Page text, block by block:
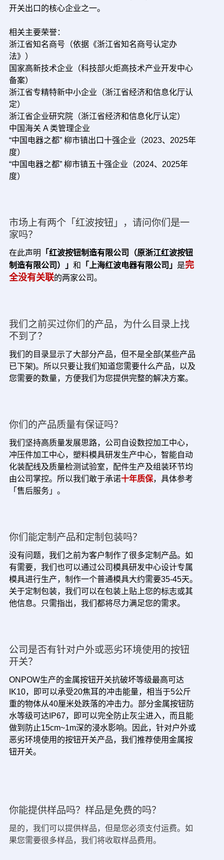
开关出口的核心企业之一。
相关主要荣誉：
浙江省知名商号（依据《浙江省知名商号认定办
法》）
国家高新技术企业（科技部火炬高技术产业开发中心
备案）
浙江省专精特新中小企业（浙江省经济和信息化厅认
定）
浙江省企业研究院（浙江省经济和信息化厅认定）
中国海关 A 类管理企业
“中国电器之都” 柳市镇出口十强企业（2023、2025年
度）
“中国电器之都” 柳市镇五十强企业（2024、2025年
度）
市场上有两个「红波按钮」，请问你们是一
家吗？
在此声明
「红波按钮制造有限公司（原浙江红波按钮
制造有限公司）」 和 「上海红波电器有限公司」 是完
全没有关联的两家公司。
我们之前买过你们的产品，为什么目录上找
不到了？
我们的目录显示了大部分产品，但不是全部(某些产品
已下架)。所以只要让我们知道您需要什么产品，以及
您需要的数量，方便我们为您提供完整的解决方案。
你们的产品质量有保证吗？
我们坚持高质量发展思路，公司自设数控加工中心，
冲压件加工中心，塑料模具研发生产中心，智能自动
化装配线及质量检测试验室，配件生产及组装环节均
由公司掌控。所以我们敢于承诺十年质保，具体参考
「售后服务」。
你们能定制产品和定制包装吗？
没有问题，我们之前为客户制作了很多定制产品。如
有需要，我们也可以通过公司模具研发中心设计专属
模具进行生产，制作一个普通模具大约需要35-45天。
关于定制包装，我们可以在包装上贴上您的标志或其
他信息。只需指出，我们都将尽力满足您的需求。
公司是否有针对户外或恶劣环境使用的按钮
开关？
ONPOW生产的金属按钮开关抗破坏等级最高可达
IK10，即可以承受20焦耳的冲击能量，相当于5公斤
重的物体从40厘米处跌落的冲击力。部分金属按钮防
水等级可达IP67，即可以完全防止灰尘进入，而且能
做到防止15cm~1m深的浸水影响。因此，针对户外或
恶劣环境使用的按钮开关产品，我们推荐使用金属按
钮开关。
你能提供样品吗？样品是免费的吗？
是的，我们可以提供样品，但是您必须支付运费。如
果您需要很多样品，我们将收取样品费用。